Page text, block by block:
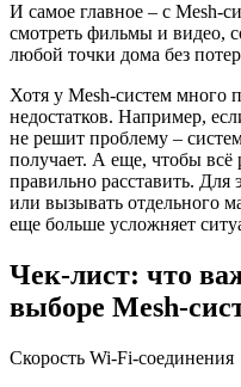
И самое главное – с Mesh-
смотреть фильмы и видео,
любой точки дома без
Хотя у Mesh-систем
недостатков. Например,
не решит проблему –
получает. А еще, чтобы всё
правильно расставить.
или вызывать отдельного
еще больше усложняет
Чек-лист: что
выборе Mesh-
Скорость Wi-Fi-соединения